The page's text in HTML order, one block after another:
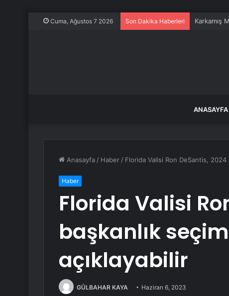
Cuma, Ağustos 7 2026 Son Dakika Haberleri Karkamış
ANASAYFA
Anasayfa / Haber / Florida Valisi Ron DeSantis, 2024
Haber
Florida Valisi
başkanlık
açıklayabilir
GÜLBAHAR KAYA Haziran 6, 2023